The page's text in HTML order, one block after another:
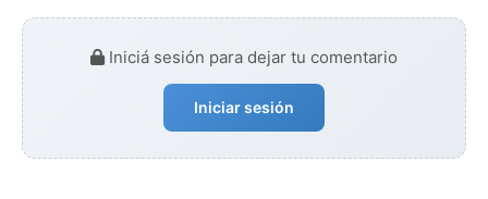
Iniciá sesión para dejar tu comentario
Iniciar sesión